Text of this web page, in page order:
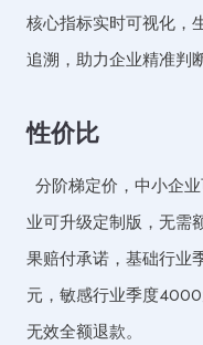
核心指标实时可视化，
追溯，助力企业精准判
性价比
分阶梯定价，中小企
业可升级定制版，无需
果赔付承诺，基础行
元，敏感行业季度
无效全额退款。